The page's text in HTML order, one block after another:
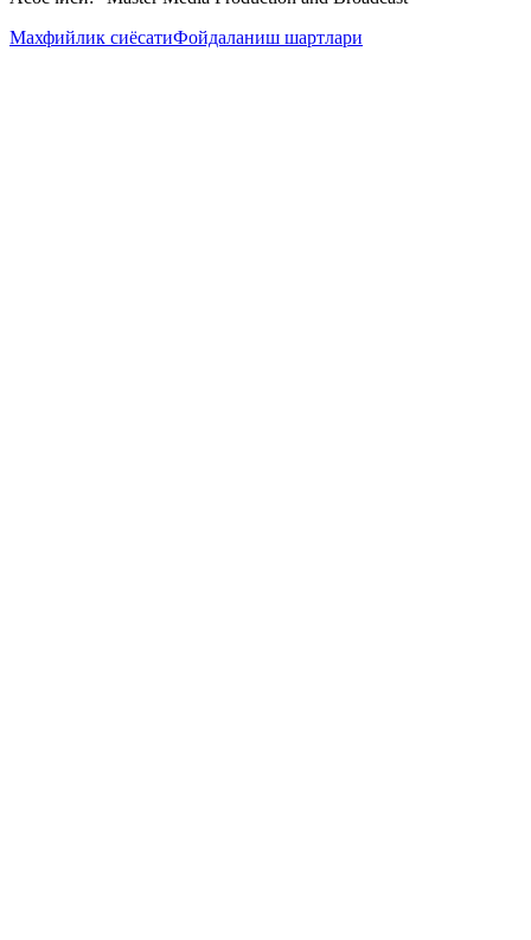
Махфийлик сиёсатиФойдаланиш шартлари